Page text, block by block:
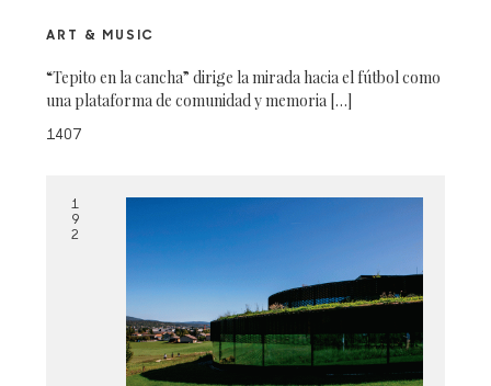
ART & MUSIC
“Tepito en la cancha” dirige la mirada hacia el fútbol como
una plataforma de comunidad y memoria […]
1407
1
9
2